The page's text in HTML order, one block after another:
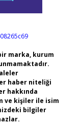
marka, kurum
haber niteliği
hakkında
ve kişiler ile isim
bilgiler